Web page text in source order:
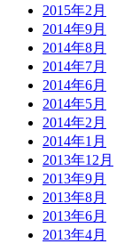
2015年2月
2014年9月
2014年8月
2014年7月
2014年6月
2014年5月
2014年2月
2014年1月
2013年12月
2013年9月
2013年8月
2013年6月
2013年4月